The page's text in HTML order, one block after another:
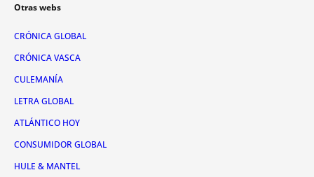
Otras webs
CRÓNICA GLOBAL
CRÓNICA VASCA
CULEMANÍA
LETRA GLOBAL
ATLÁNTICO HOY
CONSUMIDOR GLOBAL
HULE & MANTEL